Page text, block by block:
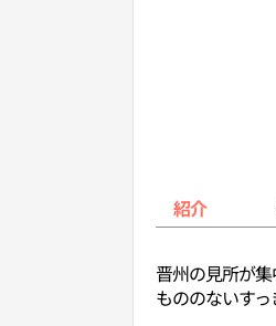
紹介
晋州の見所が
もののないす